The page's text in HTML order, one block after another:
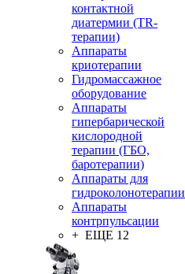
контактной
диатермии (TR-
терапии)
Аппараты
криотерапии
Гидромассажное
оборудование
Аппараты
гипербарической
кислородной
терапии (ГБО,
баротерапии)
Аппараты для
гидроколонотерапии
Аппараты
контрпульсации
+ ЕЩЕ 12